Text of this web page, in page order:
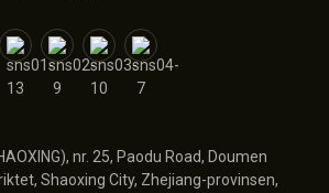
nr. 25, Paodu Road, Doumen
Shaoxing City, Zhejiang-provinsen,